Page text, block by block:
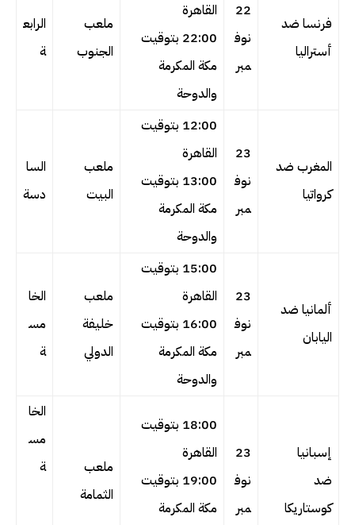
فرنسا ضد
أستراليا
22
نوف
مبر
القاهرة
22:00 بتوقيت
مكة المكرمة
والدوحة
ملعب
الجنوب
الرابع
ة
المغرب ضد
كرواتيا
23
نوف
مبر
12:00 بتوقيت
القاهرة
13:00 بتوقيت
مكة المكرمة
والدوحة
ملعب
البيت
السا
دسة
ألمانيا ضد
اليابان
23
نوف
مبر
15:00 بتوقيت
القاهرة
16:00 بتوقيت
مكة المكرمة
والدوحة
ملعب
خليفة
الدولي
الخا
مس
ة
إسبانيا
ضد
كوستاريكا
23
نوف
مبر
18:00 بتوقيت
القاهرة
19:00 بتوقيت
مكة المكرمة
ملعب
الثمامة
الخا
مس
ة